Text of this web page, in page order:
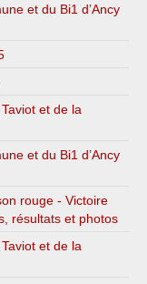
et du Bi1 d’Ancy
et de la
et du Bi1 d’Ancy
rouge - Victoire
résultats et photos
et de la